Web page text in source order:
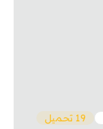
19 تحميل